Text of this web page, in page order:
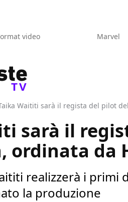
video Marvel
TV
Waititi sarà il regista del pilot
sarà il
ordinata da
realizzerà i
la produzione